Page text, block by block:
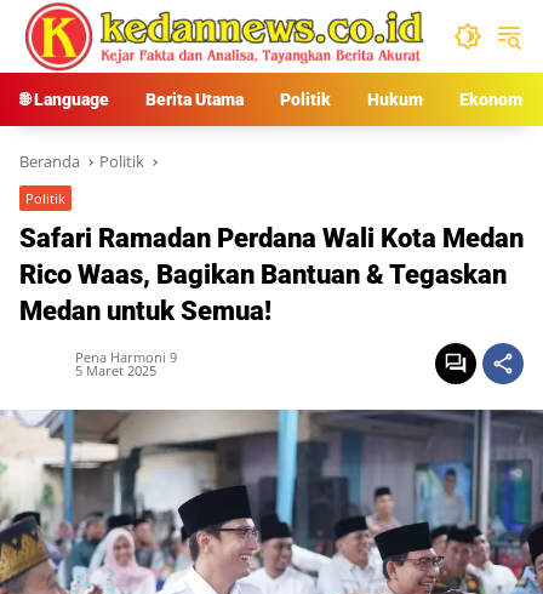
Langsung
konten
🌐 Language Berita Utama Politik Hukum Ekonomi
Beranda Politik
Politik
Safari Ramadan Perdana Wali Kota Medan
Rico Waas, Bagikan Bantuan & Tegaskan
Medan untuk Semua!
Pena Harmoni 9
5 Maret 2025